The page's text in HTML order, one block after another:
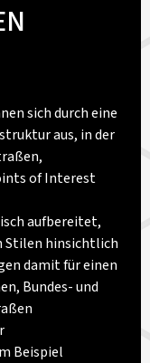
sich durch eine
aus, in der
of Interest
aufbereitet,
Stilen hinsichtlich
damit für einen
Bundes- und
Beispiel